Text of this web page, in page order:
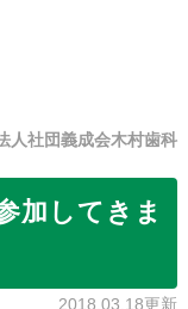
人社団義成会木村歯科
加してきま
2018.03.18更新